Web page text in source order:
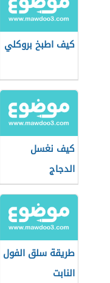
كيف اطبخ بروكلي
كيف نغسل
الدجاج
طريقة سلق الفول
النابت